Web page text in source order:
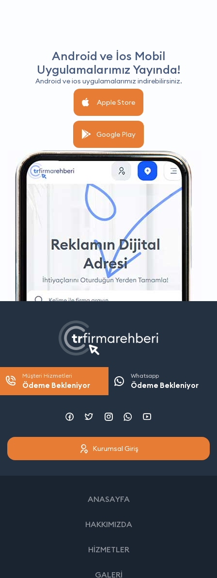
Android ve İos Mobil
Uygulamalarımız Yayında!
Android ve ios uygulamalarımız indirebilirsiniz.
Apple Store
Google Play
Müşteri Hizmetleri
Ödeme Bekleniyor
Whatsapp
Ödeme Bekleniyor
Kurumsal Giriş
ANASAYFA
HAKKIMIZDA
HİZMETLER
GALERİ